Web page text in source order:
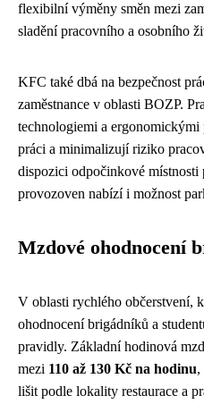
flexibilní výměny směn mezi
sladění pracovního a osobního
KFC také dbá na bezpečnost
zaměstnance v oblasti BOZP.
technologiemi a
práci a minimalizují riziko
dispozici odpočinkové místnosti
provozoven nabízí i možnost
Mzdové ohodnocení
V oblasti rychlého občerstvení,
ohodnocení brigádníků a
pravidly. Základní hodinová
mezi 110 až 130 Kč na hodinu,
lišit podle lokality restaurace a